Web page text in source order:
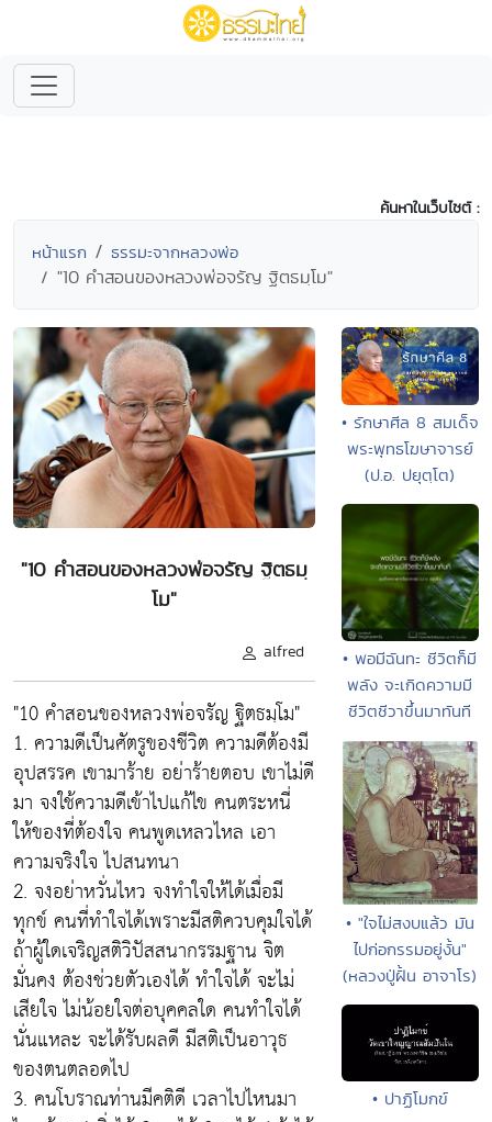
ค้นหาในเว็บไซต์ :
หน้าแรก ธรรมะจากหลวงพ่อ
"10 คำสอนของหลวงพ่อจรัญ ฐิตธมฺโม"
"10 คำสอนของหลวงพ่อจรัญ ฐิตธมฺ
โม"
alfred
"10 คำสอนของหลวงพ่อจรัญ ฐิตธมฺโม"
1. ความดีเป็นศัตรูของชีวิต ความดีต้องมี
อุปสรรค เขามาร้าย อย่าร้ายตอบ เขาไม่ดี
มา จงใช้ความดีเข้าไปแก้ไข คนตระหนี่
ให้ของที่ต้องใจ คนพูดเหลวไหล เอา
ความจริงใจ ไปสนทนา
2. จงอย่าหวั่นไหว จงทำใจให้ได้เมื่อมี
ทุกข์ คนที่ทำใจได้เพราะมีสติควบคุมใจได้
ถ้าผู้ใดเจริญสติวิปัสสนากรรมฐาน จิต
มั่นคง ต้องช่วยตัวเองได้ ทำใจได้ จะไม่
เสียใจ ไม่น้อยใจต่อบุคคลใด คนทำใจได้
นั่นแหละ จะได้รับผลดี มีสติเป็นอาวุธ
ของตนตลอดไป
3. คนโบราณท่านมีคติดี เวลาไปไหนมา
• รักษาศีล 8 สมเด็จ
พระพุทธโฆษาจารย์
(ป.อ. ปยุตฺโต)
• พอมีฉันทะ ชีวิตก็มี
พลัง จะเกิดความมี
ชีวิตชีวาขึ้นมาทันที
• "ใจไม่สงบแล้ว มัน
ไปก่อกรรมอยู่งั้น"
(หลวงปู่ฝั้น อาจาโร)
• ปาฏิโมกข์